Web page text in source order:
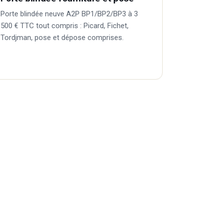
Porte blindée neuve A2P BP1/BP2/BP3 à 3
500 € TTC tout compris : Picard, Fichet,
Tordjman, pose et dépose comprises.